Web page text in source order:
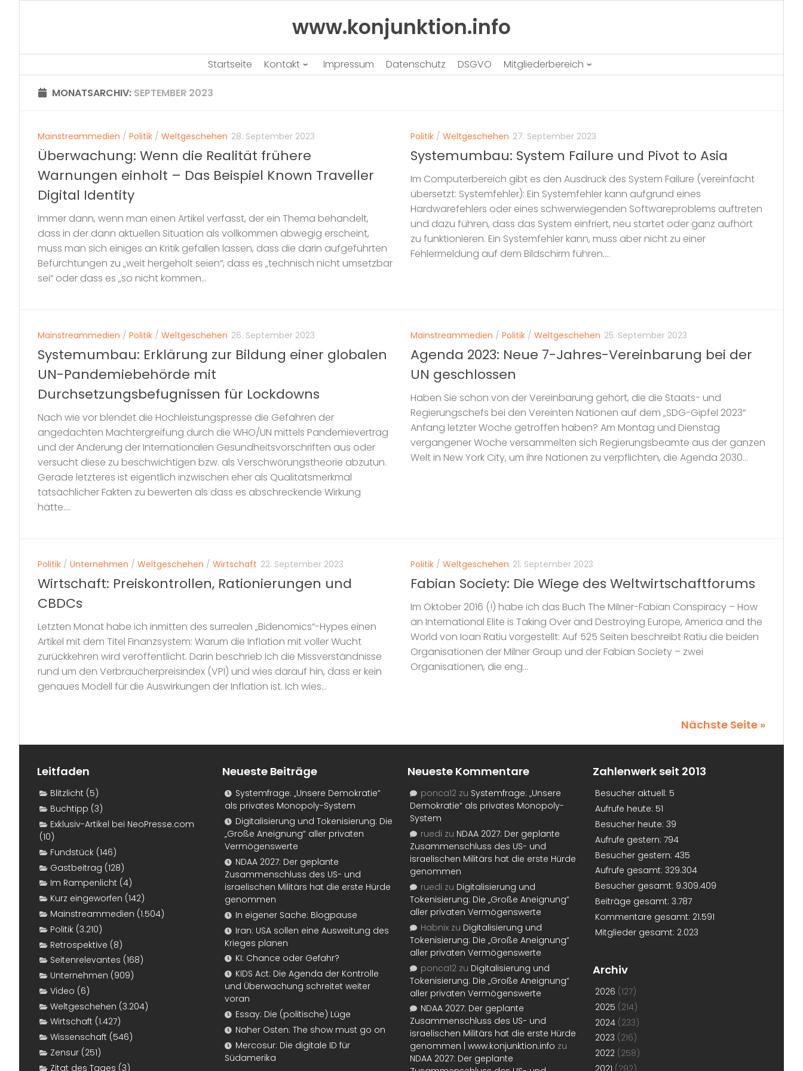
www.konjunktion.info
Startseite Kontakt Impressum Datenschutz DSGVO Mitgliederbereich
MONATSARCHIV: SEPTEMBER 2023
Mainstreammedien / Politik / Weltgeschehen 28. September 2023
Überwachung: Wenn die Realität frühere
Warnungen einholt – Das Beispiel Known Traveller
Digital Identity
Immer dann, wenn man einen Artikel verfasst, der ein Thema behandelt,
dass in der dann aktuellen Situation als vollkommen abwegig erscheint,
muss man sich einiges an Kritik gefallen lassen, dass die darin aufgeführten
Befürchtungen zu „weit hergeholt seien“, dass es „technisch nicht umsetzbar
sei“ oder dass es „so nicht kommen...
Politik / Weltgeschehen 27. September 2023
Systemumbau: System Failure und Pivot to Asia
Im Computerbereich gibt es den Ausdruck des System Failure (vereinfacht
übersetzt: Systemfehler): Ein Systemfehler kann aufgrund eines
Hardwarefehlers oder eines schwerwiegenden Softwareproblems auftreten
und dazu führen, dass das System einfriert, neu startet oder ganz aufhört
zu funktionieren. Ein Systemfehler kann, muss aber nicht zu einer
Fehlermeldung auf dem Bildschirm führen....
Mainstreammedien / Politik / Weltgeschehen 26. September 2023
Systemumbau: Erklärung zur Bildung einer globalen
UN-Pandemiebehörde mit
Durchsetzungsbefugnissen für Lockdowns
Nach wie vor blendet die Hochleistungspresse die Gefahren der
angedachten Machtergreifung durch die WHO/UN mittels Pandemievertrag
und der Änderung der Internationalen Gesundheitsvorschriften aus oder
versucht diese zu beschwichtigen bzw. als Verschwörungstheorie abzutun.
Gerade letzteres ist eigentlich inzwischen eher als Qualitätsmerkmal
tatsächlicher Fakten zu bewerten als dass es abschreckende Wirkung
hätte....
Mainstreammedien / Politik / Weltgeschehen 25. September 2023
Agenda 2023: Neue 7-Jahres-Vereinbarung bei der
UN geschlossen
Haben Sie schon von der Vereinbarung gehört, die die Staats- und
Regierungschefs bei den Vereinten Nationen auf dem „SDG-Gipfel 2023“
Anfang letzter Woche getroffen haben? Am Montag und Dienstag
vergangener Woche versammelten sich Regierungsbeamte aus der ganzen
Welt in New York City, um ihre Nationen zu verpflichten, die Agenda 2030...
Politik / Unternehmen / Weltgeschehen / Wirtschaft 22. September 2023
Wirtschaft: Preiskontrollen, Rationierungen und
CBDCs
Letzten Monat habe ich inmitten des surrealen „Bidenomics“-Hypes einen
Artikel mit dem Titel Finanzsystem: Warum die Inflation mit voller Wucht
zurückkehren wird veröffentlicht. Darin beschrieb ich die Missverständnisse
rund um den Verbraucherpreisindex (VPI) und wies darauf hin, dass er kein
genaues Modell für die Auswirkungen der Inflation ist. Ich wies...
Politik / Weltgeschehen 21. September 2023
Fabian Society: Die Wiege des Weltwirtschaftforums
Im Oktober 2016 (!) habe ich das Buch The Milner-Fabian Conspiracy – How
an International Elite is Taking Over and Destroying Europe, America and the
World von Ioan Ratiu vorgestellt: Auf 525 Seiten beschreibt Ratiu die beiden
Organisationen der Milner Group und der Fabian Society – zwei
Organisationen, die eng...
Nächste Seite »
Leitfaden
Blitzlicht (5)
Buchtipp (3)
Exklusiv-Artikel bei NeoPresse.com
(10)
Fundstück (146)
Gastbeitrag (128)
Im Rampenlicht (4)
Kurz eingeworfen (142)
Mainstreammedien (1.504)
Politik (3.210)
Retrospektive (8)
Seitenrelevantes (168)
Unternehmen (909)
Video (6)
Weltgeschehen (3.204)
Wirtschaft (1.427)
Wissenschaft (546)
Zensur (251)
Zitat des Tages (3)
Neueste Beiträge
Systemfrage: „Unsere Demokratie“
als privates Monopoly-System
Digitalisierung und Tokenisierung: Die
„Große Aneignung“ aller privaten
Vermögenswerte
NDAA 2027: Der geplante
Zusammenschluss des US- und
israelischen Militärs hat die erste Hürde
genommen
In eigener Sache: Blogpause
Iran: USA sollen eine Ausweitung des
Krieges planen
KI: Chance oder Gefahr?
KIDS Act: Die Agenda der Kontrolle
und Überwachung schreitet weiter
voran
Essay: Die (politische) Lüge
Naher Osten: The show must go on
Mercosur: Die digitale ID für
Südamerika
Neueste Kommentare
ponca12 zu Systemfrage: „Unsere
Demokratie“ als privates Monopoly-
System
ruedi zu NDAA 2027: Der geplante
Zusammenschluss des US- und
israelischen Militärs hat die erste Hürde
genommen
ruedi zu Digitalisierung und
Tokenisierung: Die „Große Aneignung“
aller privaten Vermögenswerte
Habnix zu Digitalisierung und
Tokenisierung: Die „Große Aneignung“
aller privaten Vermögenswerte
ponca12 zu Digitalisierung und
Tokenisierung: Die „Große Aneignung“
aller privaten Vermögenswerte
NDAA 2027: Der geplante
Zusammenschluss des US- und
israelischen Militärs hat die erste Hürde
genommen | www.konjunktion.info zu
NDAA 2027: Der geplante
Zahlenwerk seit 2013
Besucher aktuell: 5
Aufrufe heute: 51
Besucher heute: 39
Aufrufe gestern: 794
Besucher gestern: 435
Aufrufe gesamt: 329.304
Besucher gesamt: 9.309.409
Beiträge gesamt: 3.787
Kommentare gesamt: 21.591
Mitglieder gesamt: 2.023
Archiv
2026 (127)
2025 (214)
2024 (233)
2023 (216)
2022 (258)